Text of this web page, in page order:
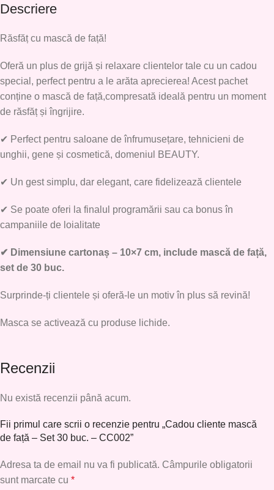
Descriere
Răsfăț cu mască de față!
Oferă un plus de grijă și relaxare clientelor tale cu un cadou
special , perfect pentru a le arăta aprecierea! Acest pachet
conține o mască de față,compresată ideală pentru un moment
de răsfăț și îngrijire.
✔ Perfect pentru saloane de înfrumusețare, tehnicieni de
unghii, gene și cosmetică, domeniul BEAUTY.
✔ Un gest simplu, dar elegant, care fidelizează clientele
✔ Se poate oferi la finalul programării sau ca bonus în
campaniile de loialitate
✔ Dimensiune cartonaș – 10×7 cm, include mască de față,
set de 30 buc.
Surprinde-ți clientele și oferă-le un motiv în plus să revină!
Masca se activează cu produse lichide.
Recenzii
Nu există recenzii până acum.
Fii primul care scrii o recenzie pentru „Cadou cliente mască
de față – Set 30 buc. – CC002”
Adresa ta de email nu va fi publicată. Câmpurile obligatorii
sunt marcate cu *